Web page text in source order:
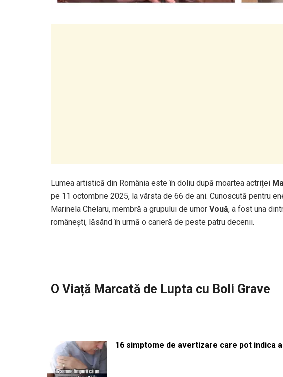
Lumea artistică din România este în doliu după moartea actriței
pe 11 octombrie 2025, la vârsta de 66 de ani. Cunoscută pentru
Marinela Chelaru, membră a grupului de umor Vouă, a fost una
românești, lăsând în urmă o carieră de peste patru decenii.
O Viață Marcată de Lupta cu Boli Grave
16 simptome de avertizare care pot indica